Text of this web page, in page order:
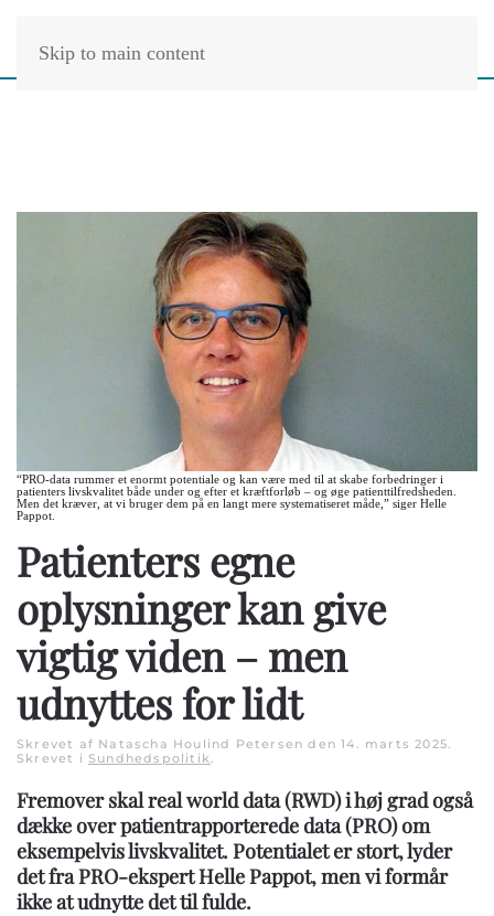
Skip to main content
“PRO-data rummer et enormt potentiale og kan være med til at skabe forbedringer i
patienters livskvalitet både under og efter et kræftforløb – og øge patienttilfredsheden.
Men det kræver, at vi bruger dem på en langt mere systematiseret måde,” siger Helle
Pappot.
Patienters egne
oplysninger kan give
vigtig viden – men
udnyttes for lidt
Skrevet af Natascha Houlind Petersen den14. marts 2025
Skrevet i Sundhedspolitik
Fremover skal real world data (RWD) i høj grad også
dække over patientrapporterede data (PRO) om
eksempelvis livskvalitet. Potentialet er stort, lyder
det fra PRO-ekspert Helle Pappot, men vi formår
ikke at udnytte det til fulde.